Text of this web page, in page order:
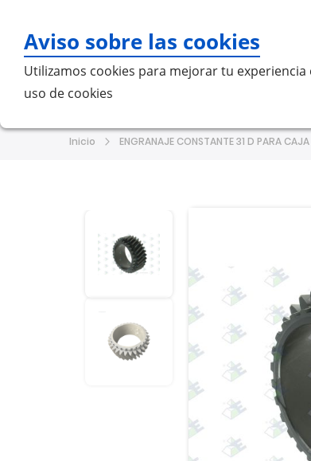
Aviso sobre las cookies
Utilizamos cookies para mejorar tu
uso de cookies
Inicio ENGRANAJE CONSTANTE 31 D PARA
imágenes
comienzo
imágenes